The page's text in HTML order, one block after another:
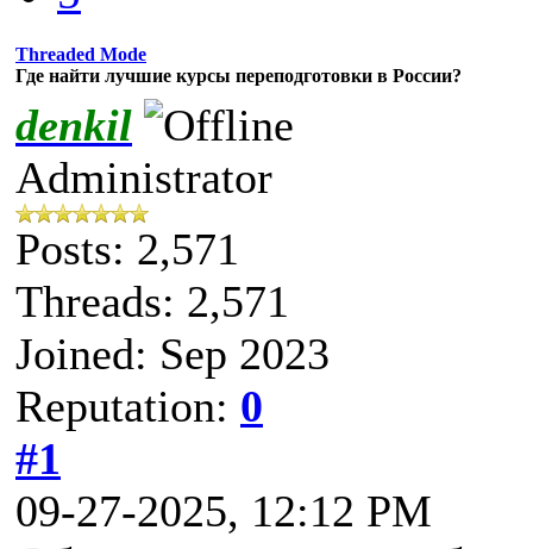
Threaded Mode
Где найти лучшие курсы переподготовки в России?
denkil
Administrator
Posts: 2,571
Threads: 2,571
Joined: Sep 2023
Reputation: 0
#1
09-27-2025, 12:12 PM